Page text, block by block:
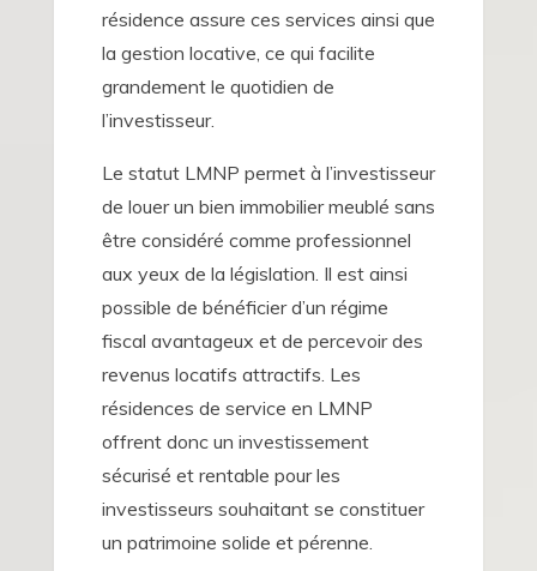
résidence assure ces services ainsi que
la gestion locative, ce qui facilite
grandement le quotidien de
l’investisseur.
Le statut LMNP permet à l’investisseur
de louer un bien immobilier meublé sans
être considéré comme professionnel
aux yeux de la législation. Il est ainsi
possible de bénéficier d’un régime
fiscal avantageux et de percevoir des
revenus locatifs attractifs. Les
résidences de service en LMNP
offrent donc un investissement
sécurisé et rentable pour les
investisseurs souhaitant se constituer
un patrimoine solide et pérenne.